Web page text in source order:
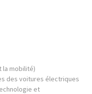
la mobilité)
des voitures électriques
et